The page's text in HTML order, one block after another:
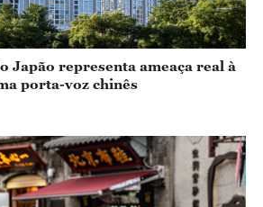
Japão representa ameaça real à
porta-voz chinês